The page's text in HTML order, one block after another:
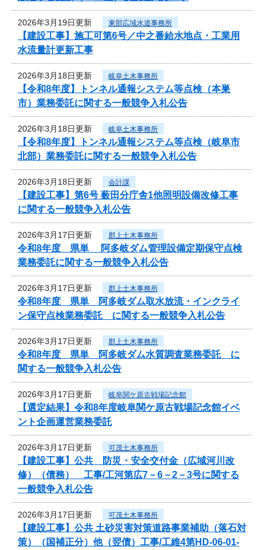
2026年3月19日更新 東部広域水道事務所
【建設工事】施工可第6号／中之番給水地点・工業用
水流量計更新工事
2026年3月18日更新 岐阜土木事務所
【令和8年度】トンネル通報システム等点検（本巣
市）業務委託に関する一般競争入札公告
2026年3月18日更新 岐阜土木事務所
【令和8年度】トンネル通報システム等点検（岐阜市
北部）業務委託に関する一般競争入札公告
2026年3月18日更新 会計課
【建設工事】第6号 薮田分庁舎1他照明設備改修工事
に関する一般競争入札公告
2026年3月17日更新 郡上土木事務所
令和8年度 県単 阿多岐ダム管理設備定期保守点検
業務委託に関する一般競争入札公告
2026年3月17日更新 郡上土木事務所
令和8年度 県単 阿多岐ダム取水放流・インクライ
ン保守点検業務委託 に関する一般競争入札公告
2026年3月17日更新 郡上土木事務所
令和8年度 県単 阿多岐ダム水質調査業務委託 に
関する一般競争入札公告
2026年3月17日更新 岐阜関ケ原古戦場記念館
【選定結果】令和8年度岐阜関ケ原古戦場記念館イベ
ント企画運営業務委託
2026年3月17日更新 可茂土木事務所
【建設工事】公共 防災・安全交付金（広域河川改
修）（債務） 工事/工河第広7－6－2－3号に関する
一般競争入札公告
2026年3月17日更新 可茂土木事務所
【建設工事】公共 土砂災害対策道路事業補助（落石対
策）（国補正分）他（翌債）工事/工維4第HD-06-01-